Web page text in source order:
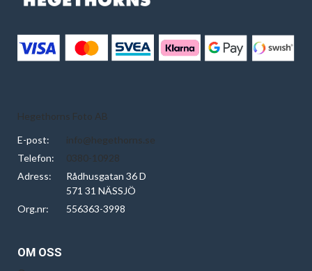
Hegethorns Foto AB
E-post:
info@hegethorns.se
Telefon:
0380-10928
Adress:
Rådhusgatan 36 D
571 31 NÄSSJÖ
Org.nr:
556363-3998
OM OSS